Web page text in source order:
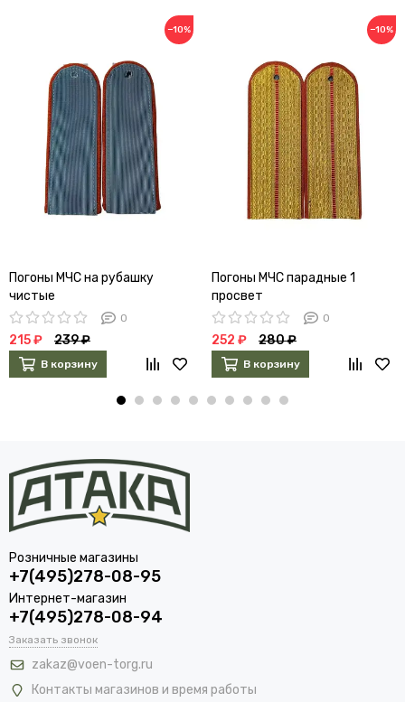
−10%
Погоны МЧС на рубашку
чистые
0
215 ₽ 239 ₽
В корзину
−10%
Погоны МЧС парадные 1
просвет
0
252 ₽ 280 ₽
В корзину
Розничные магазины
+7(495)278-08-95
Интернет-магазин
+7(495)278-08-94
Заказать звонок
zakaz@voen-torg.ru
Контакты магазинов и время работы